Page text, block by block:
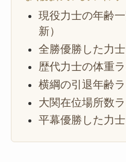
現役力士の年齢
新）
全勝優勝した力士
歴代力士の体重
横綱の引退年齢
大関在位場所数
平幕優勝した力士